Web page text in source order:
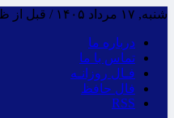
شنبه, ۱۷ مرداد ۱۴۰۵ / قبل از ظهر /
درباره ما
تماس با ما
فـال روزانـه
فال حافظ
RSS